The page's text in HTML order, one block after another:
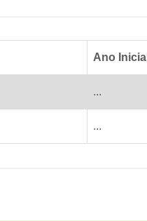
Ano Inicial
...
...